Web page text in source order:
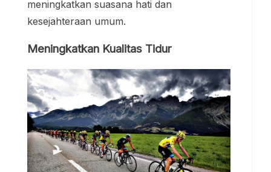
meningkatkan suasana hati dan
kesejahteraan umum.
Meningkatkan Kualitas Tidur